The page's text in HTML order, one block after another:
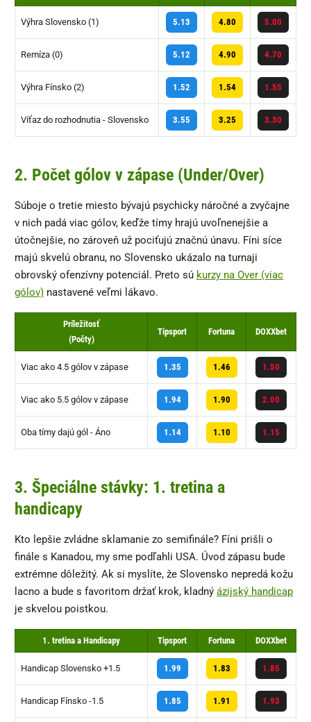
Výhra Slovensko (1) 5.13 4.80 5.00
Remíza (0) 5.12 4.90 4.70
Výhra Fínsko (2) 1.52 1.54 1.55
Víťaz do rozhodnutia - Slovensko 3.55 3.25 3.30
2. Počet gólov v zápase (Under/Over)
Súboje o tretie miesto bývajú psychicky náročné a zvyčajne
v nich padá viac gólov, keďže tímy hrajú uvoľnenejšie a
útočnejšie, no zároveň už pociťujú značnú únavu. Fíni síce
majú skvelú obranu, no Slovensko ukázalo na turnaji
obrovský ofenzívny potenciál. Preto sú kurzy na Over (viac
gólov) nastavené veľmi lákavo.
Príležitosť
(Počty)
Tipsport Fortuna DOXXbet
Viac ako 4.5 gólov v zápase 1.35 1.46 1.50
Viac ako 5.5 gólov v zápase 1.94 1.90 2.00
Oba tímy dajú gól - Áno 1.14 1.10 1.15
3. Špeciálne stávky: 1. tretina a
handicapy
Kto lepšie zvládne sklamanie zo semifinále? Fíni prišli o
finále s Kanadou, my sme podľahli USA. Úvod zápasu bude
extrémne dôležitý. Ak si myslíte, že Slovensko nepredá kožu
lacno a bude s favoritom držať krok, kladný ázijský handicap
je skvelou poistkou.
1. tretina a Handicapy Tipsport Fortuna DOXXbet
Handicap Slovensko +1.5 1.99 1.83 1.85
Handicap Fínsko -1.5 1.85 1.91 1.93